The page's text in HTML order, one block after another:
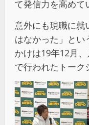
て発信力を高めて
意外にも現職に就
はなかった」とい
かけは19年12月
で行われたトーク